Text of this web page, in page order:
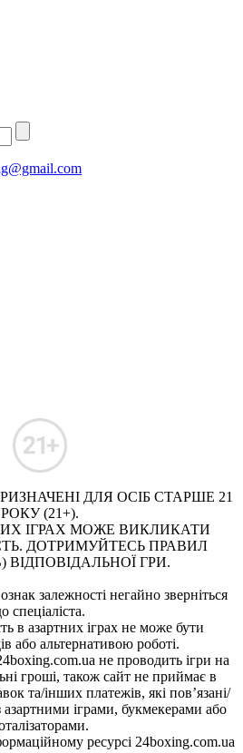
ДЛЯ ОСІБ СТАРШЕ 21
РОКУ (21+).
ІГРАХ МОЖЕ ВИКЛИКАТИ
ДОТРИМУЙТЕСЬ ПРАВИЛ
ВІДПОВІДАЛЬНОЇ ГРИ.
залежності негайно зверніться
спеціаліста.
в азартних іграх не може бути
або альтернативою роботі.
не проводить ігри на
гроші, також сайт не приймає в
та/інших платежів, які пов’язані/
азартними іграми, букмекерами або
ресурсі 24boxing.com.ua